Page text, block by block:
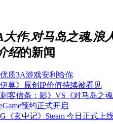
作,对马岛之魂,浪
绍的新闻
质3A游戏安利给你
莫》原创IP价值持续被看见
客信条：影》VS《对马岛之
预约正式开启
《玄中记》Steam 今日正式上